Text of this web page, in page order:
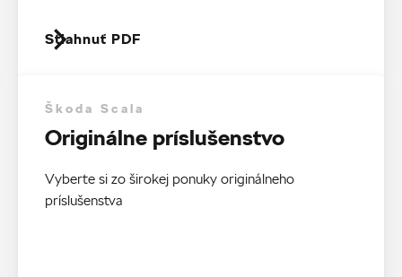
Stiahnuť PDF
Škoda Scala
Originálne príslušenstvo
Vyberte si zo širokej ponuky originálneho
príslušenstva